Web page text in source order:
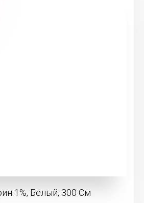
1%, Белый, 300 См